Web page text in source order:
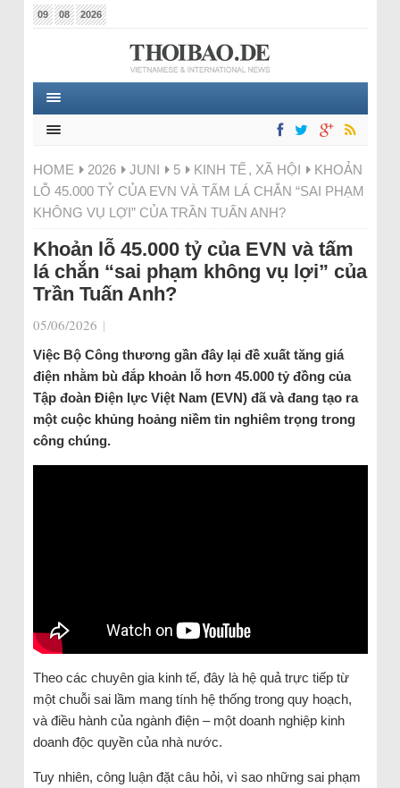
09 08 2026
HOME 2026 JUNI 5 KINH TẾ , XÃ HỘI
KHOẢN
LỖ 45.000 TỶ CỦA EVN VÀ TẤM LÁ CHẮN “SAI PHẠM
KHÔNG VỤ LỢI” CỦA TRẦN TUẤN ANH?
Khoản lỗ 45.000 tỷ của EVN và tấm
lá chắn “sai phạm không vụ lợi” của
Trần Tuấn Anh?
05/06/2026 |
Việc Bộ Công thương gần đây lại đề xuất tăng giá
điện nhằm bù đắp khoản lỗ hơn 45.000 tỷ đồng của
Tập đoàn Điện lực Việt Nam (EVN) đã và đang tạo ra
một cuộc khủng hoảng niềm tin nghiêm trọng trong
công chúng.
Theo các chuyên gia kinh tế, đây là hệ quả trực tiếp từ
một chuỗi sai lầm mang tính hệ thống trong quy hoạch,
và điều hành của ngành điện – một doanh nghiệp kinh
doanh độc quyền của nhà nước.
Tuy nhiên, công luận đặt câu hỏi, vì sao những sai phạm